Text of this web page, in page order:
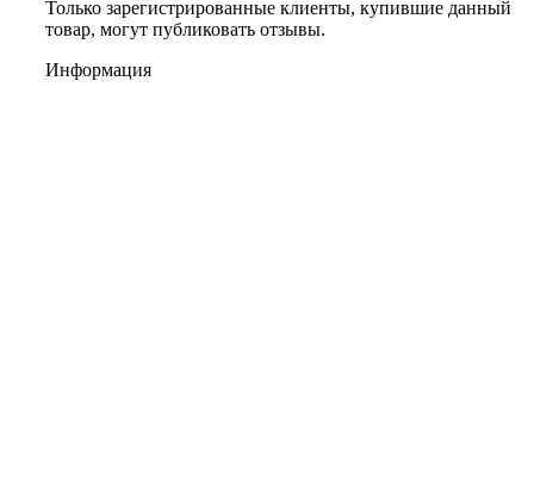
Только зарегистрированные клиенты, купившие данный
товар, могут публиковать отзывы.
Информация